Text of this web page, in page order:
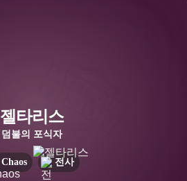
젤타리스
덤불의 포식자
Chaos 전사